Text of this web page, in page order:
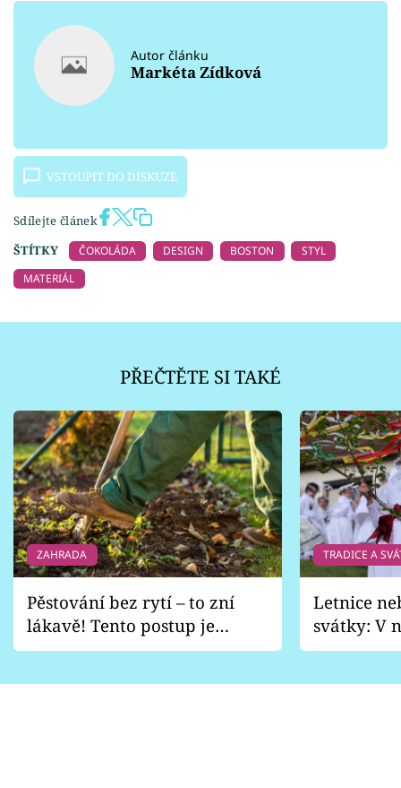
Autor článku
Markéta Zídková
VSTOUPIT DO DISKUZE
Sdílejte článek
ŠTÍTKY
ČOKOLÁDA DESIGN BOSTON
STYL
MATERIÁL
PŘEČTĚTE SI TAKÉ
ZAHRADA
Pěstování bez rytí – to zní
lákavě! Tento postup je
vhodný jen pro některé
TRADICE A
Letnice
svátky: V
pondělí